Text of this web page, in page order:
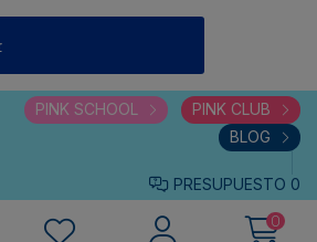
PINK SCHOOL
PINK CLUB
BLOG
PRESUPUESTO 0
0